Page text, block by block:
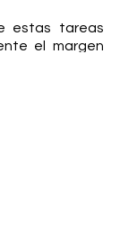
estas tareas
el margen